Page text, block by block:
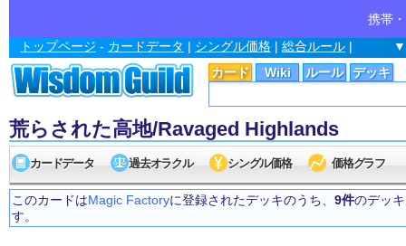
携帯
カード Wiki ルール デッキ
トップページ - カードデータ | シングル価格 | 総合ルール |
荒らされた高地/Ravaged Highlands
カードデータ 過去オラクル シングル価格 価格グラフ
このカードはMagic Factoryに登録されたデッキのうち、 9件のデッ
す。